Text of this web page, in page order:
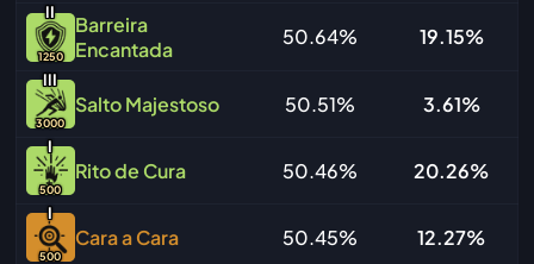
II
1250
Barreira
Encantada
50.64% 19.15%
III
3000
Salto Majestoso 50.51% 3.61%
I
500
Rito de Cura 50.46% 20.26%
I
500
Cara a Cara 50.45% 12.27%